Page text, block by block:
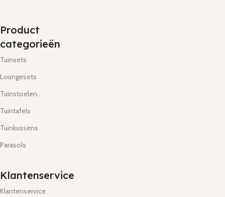
Product
categorieën
Tuinsets
Loungesets
Tuinstoelen
Tuintafels
Tuinkussens
Parasols
Klantenservice
Klantenservice